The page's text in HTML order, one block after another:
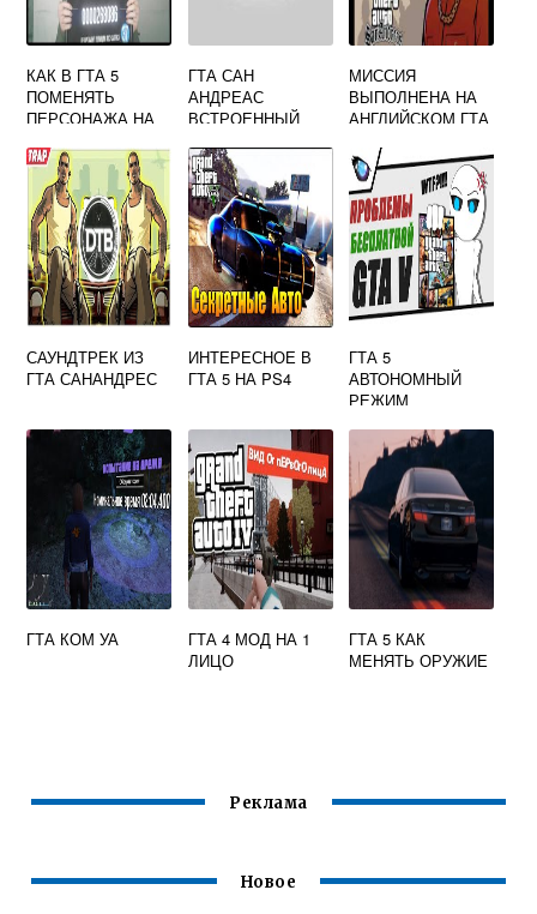
КАК В ГТА 5
ПОМЕНЯТЬ
ПЕРСОНАЖА НА
ГТА САН
АНДРЕАС
ВСТРОЕННЫЙ
БЕСПЛАТНО
МИССИЯ
ВЫПОЛНЕНА НА
АНГЛИЙСКОМ ГТА
САУНДТРЕК ИЗ
ГТА САНАНДРЕС
ИНТЕРЕСНОЕ В
ГТА 5 НА PS4
ГТА 5
АВТОНОМНЫЙ
РЕЖИМ
УСТАНОВИТЬ
СОЕДИНЕНИЕ
EPIC GAMES
ГТА КОМ УА
ГТА 4 МОД НА 1
ЛИЦО
ГТА 5 КАК
МЕНЯТЬ ОРУЖИЕ
Реклама
Новое